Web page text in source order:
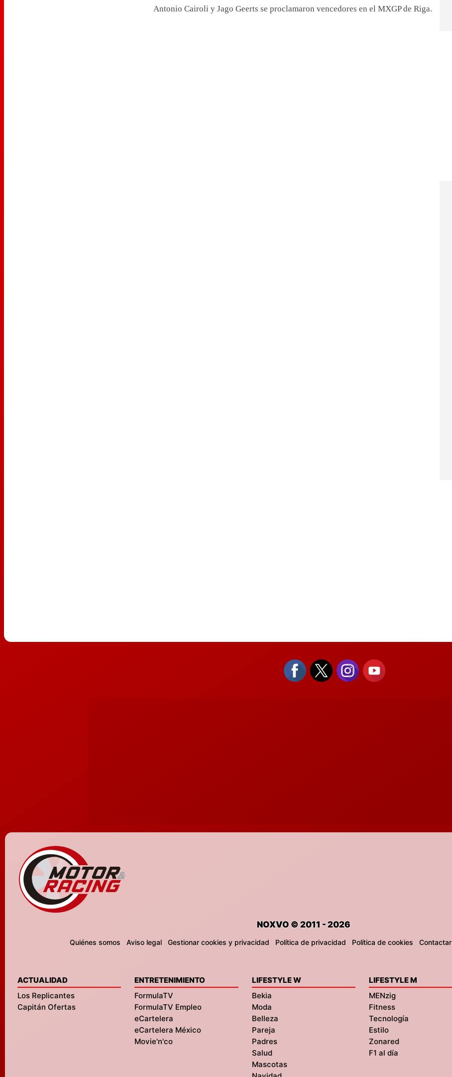
Antonio Cairoli y Jago Geerts se proclamaron vencedores en el MXGP de Riga.
NOXVO © 2011 - 2026
Quiénes somos Aviso legal Gestionar cookies y privacidad Política de privacidad Política de cookies Contactar
ACTUALIDAD
Los Replicantes
Capitán Ofertas
ENTRETENIMIENTO
FormulaTV
FormulaTV Empleo
eCartelera
eCartelera México
Movie'n'co
LIFESTYLE W
Bekia
Moda
Belleza
Pareja
Padres
Salud
Mascotas
LIFESTYLE M
MENzig
Fitness
Tecnología
Estilo
Zonared
F1 al día